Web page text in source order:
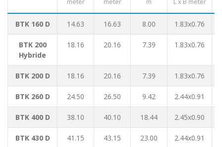
BTK 160 D 14.63 16.63 8.00 1.83x0.76
BTK 200
Hybride
18.16 20.16 7.39 1.83x0.76
BTK 200 D 18.16 20.16 7.39 1.83x0.76
BTK 260 D 24.50 26.50 9.42 2.44x0.91
BTK 400 D 38.10 40.10 18.44 2.45x0.90
BTK 430 D 41.15 43.15 23.00 2.44x0.91